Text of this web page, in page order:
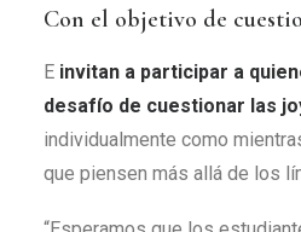
Con el objetivo de
E invitan a participar a
desafío de cuestionar las
individualmente como
que piensen más allá de los